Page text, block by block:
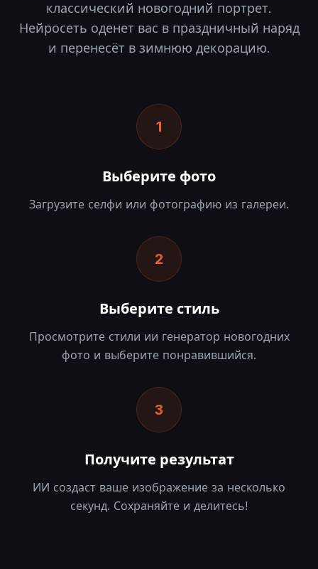
классический новогодний портрет.
Нейросеть оденет вас в праздничный наряд
и перенесёт в зимнюю декорацию.
1
Выберите фото
Загрузите селфи или фотографию из галереи.
2
Выберите стиль
Просмотрите стили ии генератор новогодних
фото и выберите понравившийся.
3
Получите результат
ИИ создаст ваше изображение за несколько
секунд. Сохраняйте и делитесь!